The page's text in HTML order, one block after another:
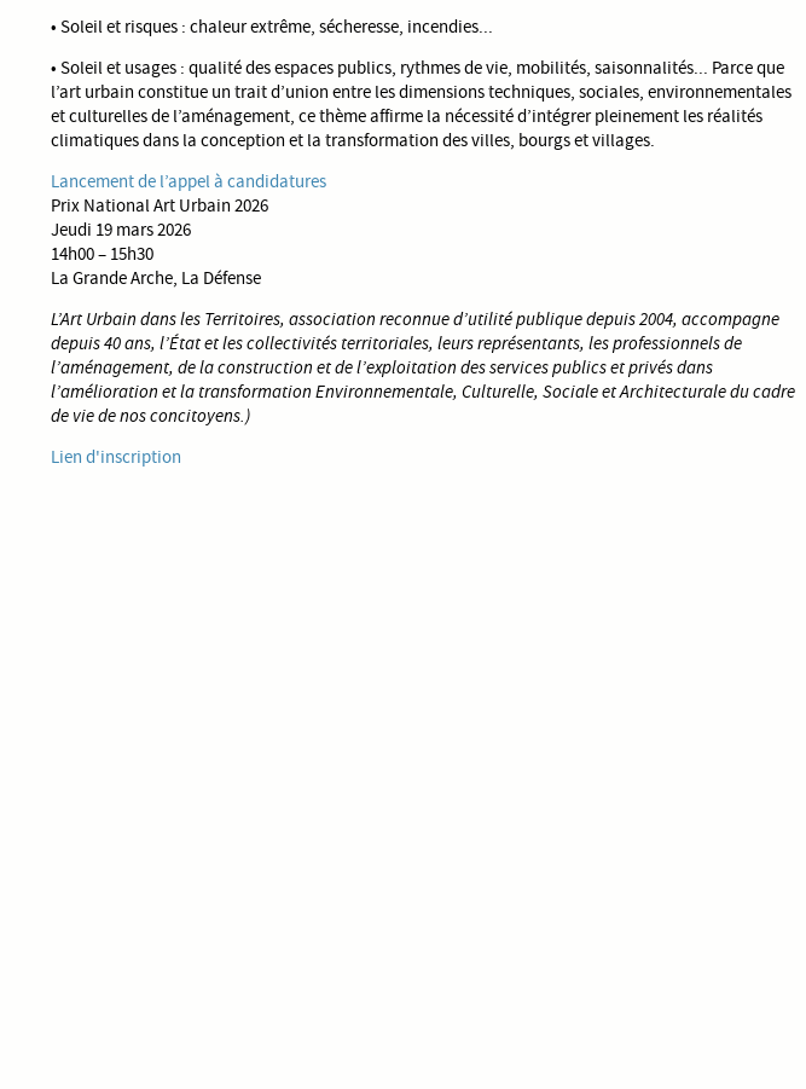
• Soleil et risques : chaleur extrême, sécheresse, incendies...
• Soleil et usages : qualité des espaces publics, rythmes de vie, mobilités, saisonnalités... Parce que
l’art urbain constitue un trait d’union entre les dimensions techniques, sociales, environnementales
et culturelles de l’aménagement, ce thème affirme la nécessité d’intégrer pleinement les réalités
climatiques dans la conception et la transformation des villes, bourgs et villages.
Lancement de l’appel à candidatures
Prix National Art Urbain 2026
Jeudi 19 mars 2026
14h00 – 15h30
La Grande Arche, La Défense
L’Art Urbain dans les Territoires, association reconnue d’utilité publique depuis 2004, accompagne
depuis 40 ans, l’État et les collectivités territoriales, leurs représentants, les professionnels de
l’aménagement, de la construction et de l’exploitation des services publics et privés dans
l’amélioration et la transformation Environnementale, Culturelle, Sociale et Architecturale du cadre
de vie de nos concitoyens.)
Lien d'inscription